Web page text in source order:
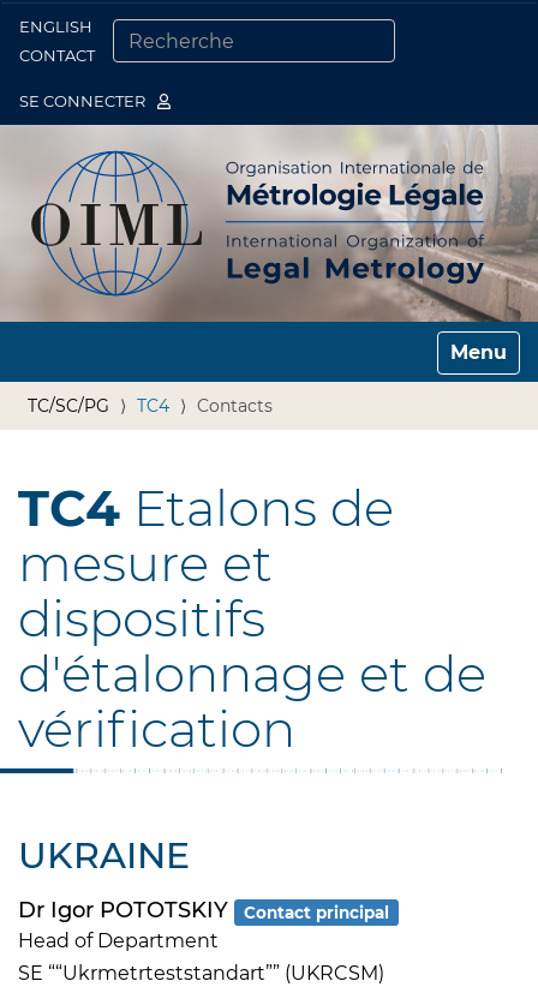
ENGLISH
CONTACT
SE CONNECTER
Toggle
TC/SC/PG TC4 Contacts
TC4 Etalons de
mesure et
dispositifs
d'étalonnage et de
vérification
UKRAINE
Dr Igor POTOTSKIY Contact principal
Head of Department
SE ““Ukrmetrteststandart”” (UKRCSM)